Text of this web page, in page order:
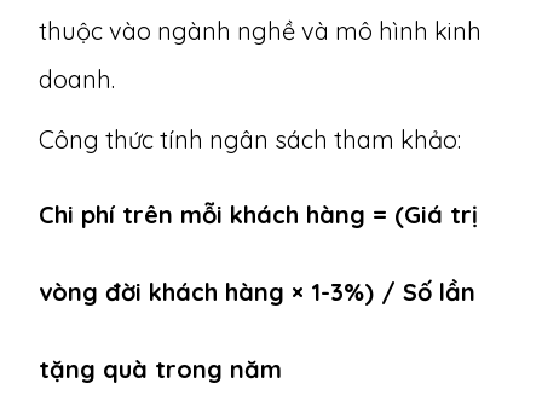
thuộc vào ngành nghề và mô hình kinh
doanh.
Công thức tính ngân sách tham khảo:
Chi phí trên mỗi khách hàng = (Giá trị
vòng đời khách hàng × 1-3%) / Số lần
tặng quà trong năm